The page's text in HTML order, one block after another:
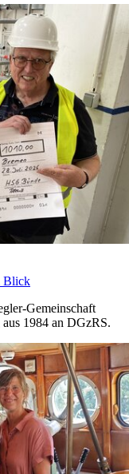
Blick
Gemeinschaft
1984 an DGzRS.